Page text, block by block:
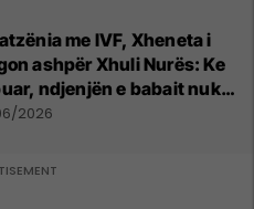
me IVF, Xheneta i
ashpër Xhuli Nurës: Ke
ndjenjën e babait nuk
t'ia plotësosh kurrë
2026